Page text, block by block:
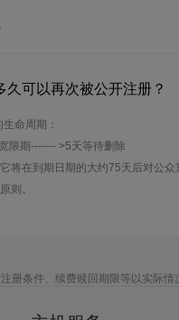
可以再次被公开注册？
命周期：
限期------- >5天等待删除
将在到期日期的大约75天后对公众
则。
册条件、续费赎回期限等以实际情